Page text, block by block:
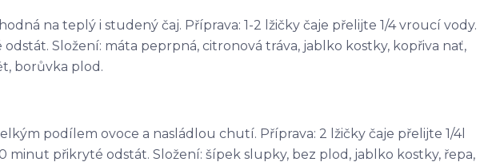
na teplý i studený čaj. Příprava: 1-2 lžičky čaje přelijte 1/4 vroucí vody.
Složení: máta peprpná, citronová tráva, jablko kostky, kopřiva nať,
borůvka plod.
podílem ovoce a nasládlou chutí. Příprava: 2 lžičky čaje přelijte 1/4l
minut přikryté odstát. Složení: šípek slupky, bez plod, jablko kostky, řepa,